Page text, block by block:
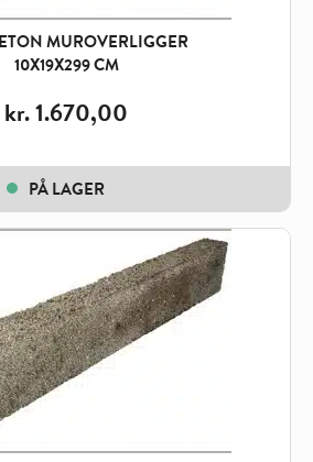
MUROVERLIGGER
10X19X299 CM
kr.1.670,00
PÅ LAGER